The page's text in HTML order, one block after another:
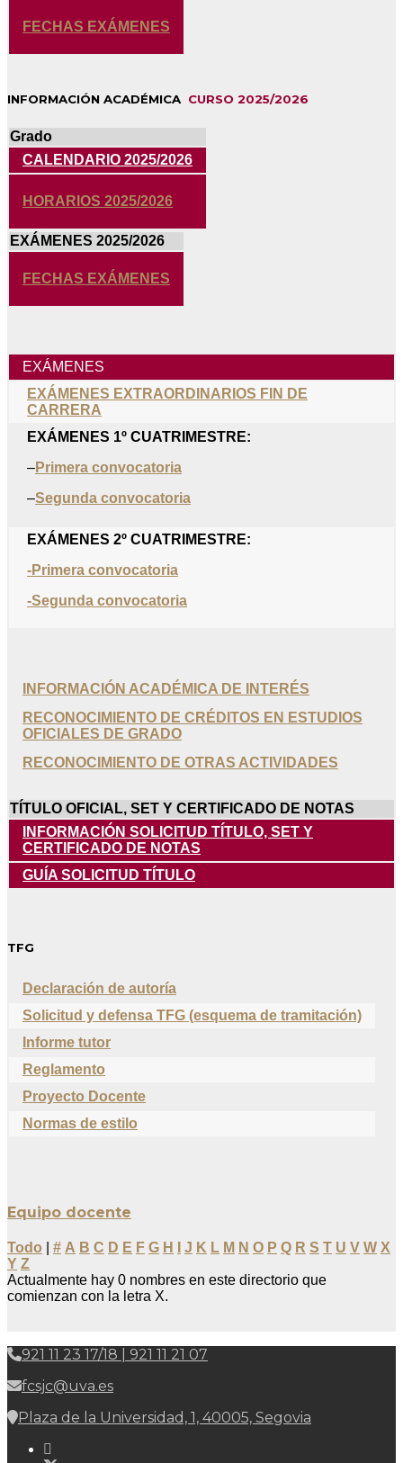
FECHAS EXÁMENES
INFORMACIÓN ACADÉMICA CURSO 2025/2026
Grado
CALENDARIO 2025/2026
HORARIOS 2025/2026
EXÁMENES 2025/2026
FECHAS EXÁMENES
EXÁMENES
EXÁMENES EXTRAORDINARIOS FIN DE
CARRERA
EXÁMENES 1º CUATRIMESTRE:
–Primera convocatoria
–Segunda convocatoria
EXÁMENES 2º CUATRIMESTRE:
-Primera convocatoria
-Segunda convocatoria
INFORMACIÓN ACADÉMICA DE INTERÉS
RECONOCIMIENTO DE CRÉDITOS EN ESTUDIOS
OFICIALES DE GRADO
RECONOCIMIENTO DE OTRAS ACTIVIDADES
TÍTULO OFICIAL, SET Y CERTIFICADO DE NOTAS
INFORMACIÓN SOLICITUD TÍTULO, SET Y
CERTIFICADO DE NOTAS
GUÍA SOLICITUD TÍTULO
TFG
Declaración de autoría
Solicitud y defensa TFG (esquema de tramitación)
Informe tutor
Reglamento
Proyecto Docente
Normas de estilo
Equipo docente
Todo # A B C D E F G H J K L M N O P Q R S T U V W X
Y Z
Actualmente hay 0 nombres en este directorio que
comienzan con la letra X.
921 11 23 17/18 | 921 11 21 07
fcsjc@uva.es
Plaza de la Universidad, 1, 40005, Segovia